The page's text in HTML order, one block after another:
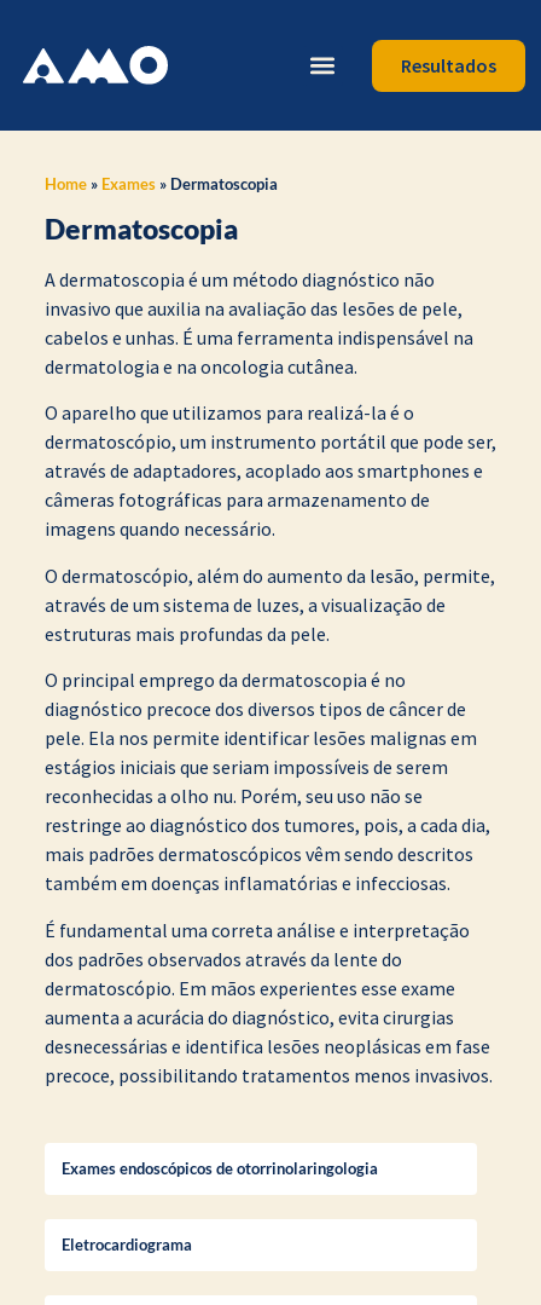
Resultados
Exames endoscópicos de otorrinolaringologia
Eletrocardiograma
Home» Exames» Dermatoscopia
Dermatoscopia
A dermatoscopia é um método diagnóstico não
invasivo que auxilia na avaliação das lesões de pele,
cabelos e unhas. É uma ferramenta indispensável na
dermatologia e na oncologia cutânea.
O aparelho que utilizamos para realizá-la é o
dermatoscópio, um instrumento portátil que pode ser,
através de adaptadores, acoplado aos smartphones e
câmeras fotográficas para armazenamento de
imagens quando necessário.
O dermatoscópio, além do aumento da lesão, permite,
através de um sistema de luzes, a visualização de
estruturas mais profundas da pele.
O principal emprego da dermatoscopia é no
diagnóstico precoce dos diversos tipos de câncer de
pele. Ela nos permite identificar lesões malignas em
estágios iniciais que seriam impossíveis de serem
reconhecidas a olho nu. Porém, seu uso não se
restringe ao diagnóstico dos tumores, pois, a cada dia,
mais padrões dermatoscópicos vêm sendo descritos
também em doenças inflamatórias e infecciosas.
É fundamental uma correta análise e interpretação
dos padrões observados através da lente do
dermatoscópio. Em mãos experientes esse exame
aumenta a acurácia do diagnóstico, evita cirurgias
desnecessárias e identifica lesões neoplásicas em fase
precoce, possibilitando tratamentos menos invasivos.